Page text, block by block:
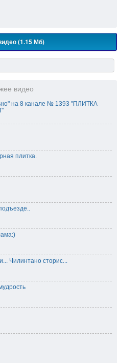
(1.15 Мб)
видео
на 8 канале № 1393 "ПЛИТКА
плитка.
Чилинтано сторис...